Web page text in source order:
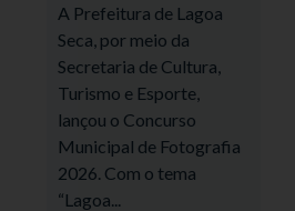
A Prefeitura de Lagoa
Seca, por meio da
Secretaria de Cultura,
Turismo e Esporte,
lançou o Concurso
Municipal de Fotografia
2026. Com o tema
“Lagoa...